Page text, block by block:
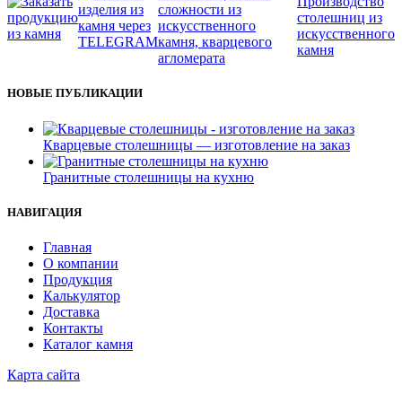
НОВЫЕ ПУБЛИКАЦИИ
Кварцевые столешницы — изготовление на заказ
Гранитные столешницы на кухню
НАВИГАЦИЯ
Главная
О компании
Продукция
Калькулятор
Доставка
Контакты
Каталог камня
Карта сайта